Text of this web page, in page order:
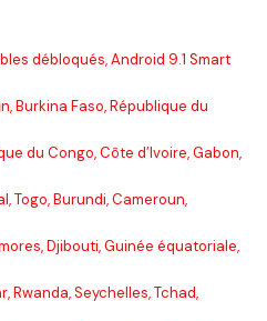
débloqués, Android 9.1 Smart
Burkina Faso, République du
du Congo, Côte d’Ivoire, Gabon,
Togo, Burundi, Cameroun,
Djibouti, Guinée équatoriale,
Rwanda, Seychelles, Tchad,